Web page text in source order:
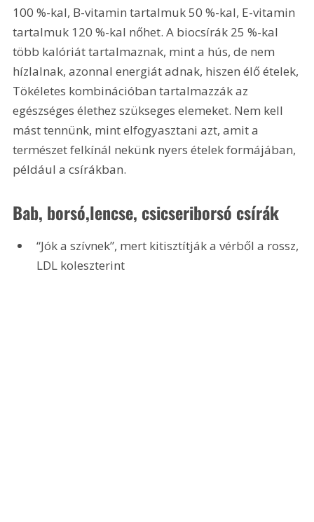
100 %-kal, B-vitamin tartalmuk 50 %-kal, E-vitamin
tartalmuk 120 %-kal nőhet. A biocsírák 25 %-kal
több kalóriát tartalmaznak, mint a hús, de nem
hízlalnak, azonnal energiát adnak, hiszen élő ételek,
Tökéletes kombinációban tartalmazzák az
egészséges élethez szükseges elemeket. Nem kell
mást tennünk, mint elfogyasztani azt, amit a
természet felkínál nekünk nyers ételek formájában,
például a csírákban.
Bab, borsó,lencse, csicseriborsó csírák
“Jók a szívnek”, mert kitisztítják a vérből a rossz,
LDL koleszterint